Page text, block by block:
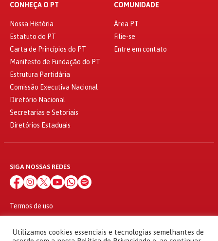
CONHEÇA O PT
Nossa História
Estatuto do PT
Carta de Princípios do PT
Manifesto de Fundação do PT
Estrutura Partidária
Comissão Executiva Nacional
Diretório Nacional
Secretarias e Setoriais
Diretórios Estaduais
COMUNIDADE
Área PT
Filie-se
Entre em contato
SIGA NOSSAS REDES
Termos de uso
Política de privacidade
© 2010 - 2026
Partido dos Trabalhadores Todos os direitos reservados
Utilizamos cookies essenciais e tecnologias semelhantes de